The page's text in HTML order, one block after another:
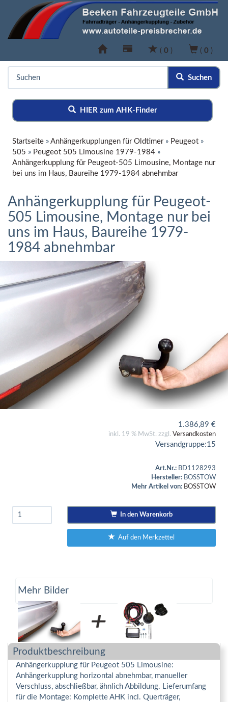
( 0 ) ( 0 )
Suchen
HIER zum AHK-Finder
Startseite » Anhängerkupplungen für Oldtimer» Peugeot »
505 » Peugeot 505 Limousine 1979-1984 »
Anhängerkupplung für Peugeot-505 Limousine, Montage nur
bei uns im Haus, Baureihe 1979-1984 abnehmbar
Anhängerkupplung für Peugeot-
505 Limousine, Montage nur bei
uns im Haus, Baureihe 1979-
1984 abnehmbar
1.386,89 €
inkl. 19 % MwSt. zzgl. Versandkosten
Versandgruppe:15
Art.Nr.: BD1128293
Hersteller: BOSSTOW
Mehr Artikel von: BOSSTOW
In den Warenkorb
Auf den Merkzettel
Mehr Bilder
Produktbeschreibung
Anhängerkupplung für Peugeot 505 Limousine:
Anhängerkupplung horizontal abnehmbar, manueller
Verschluss, abschließbar, ähnlich Abbildung. Lieferumfang
für die Montage: Komplette AHK incl. Querträger,